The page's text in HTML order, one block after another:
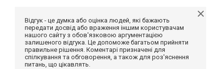
Відгук - це думка або оцінка людей, які бажають
передати досвід або враження іншим користувачам
нашого сайту з обов'язковою аргументацією
залишеного відгука. Це допоможе багатьом прийняти
правильне рішення. Коментарі призначені для
спілкування та обговорення, а також для роз'яснення
питань, що цікавлять.